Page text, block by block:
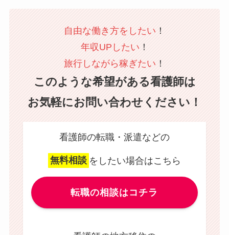
自由な働き方をしたい ！
年収UPしたい ！
旅行しながら稼ぎたい ！
このような希望がある看護師は
お気軽にお問い合わせください！
看護師の転職・派遣などの
無料相談 をしたい場合はこちら
転職の相談はコチラ